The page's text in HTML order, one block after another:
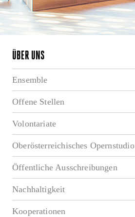
ÜBER UNS
Ensemble
Offene Stellen
Volontariate
Oberösterreichisches Opernstudio
Öffentliche Ausschreibungen
Nachhaltigkeit
Kooperationen